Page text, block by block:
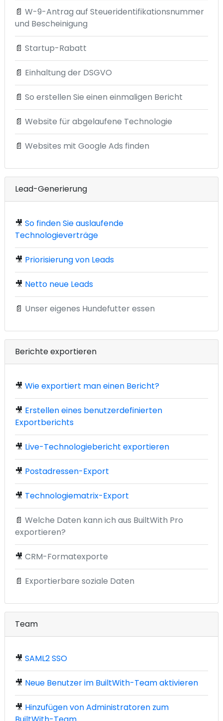
📄 W-9-Antrag auf Steueridentifikationsnummer
und Bescheinigung
📄 Startup-Rabatt
📄 Einhaltung der DSGVO
📄 So erstellen Sie einen einmaligen Bericht
📄 Website für abgelaufene Technologie
📄 Websites mit Google Ads finden
Lead-Generierung
🎥 So finden Sie auslaufende
Technologieverträge
🎥 Priorisierung von Leads
🎥 Netto neue Leads
📄 Unser eigenes Hundefutter essen
Berichte exportieren
🎥 Wie exportiert man einen Bericht?
🎥 Erstellen eines benutzerdefinierten
Exportberichts
🎥 Live-Technologiebericht exportieren
🎥 Postadressen-Export
🎥 Technologiematrix-Export
📄 Welche Daten kann ich aus BuiltWith Pro
exportieren?
🎥 CRM-Formatexporte
📄 Exportierbare soziale Daten
Team
🎥 SAML2 SSO
🎥 Neue Benutzer im BuiltWith-Team aktivieren
🎥 Hinzufügen von Administratoren zum